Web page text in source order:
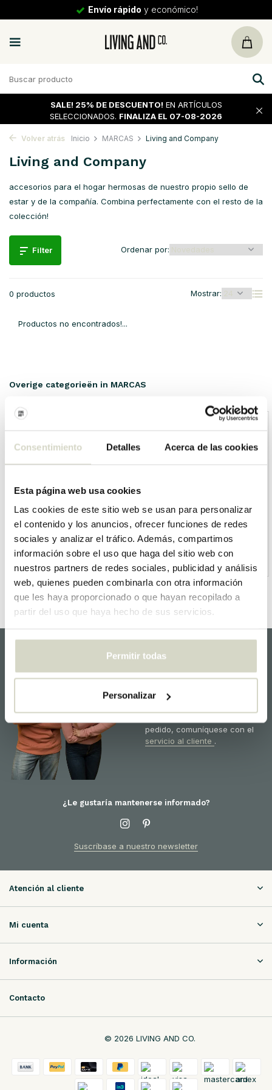
Consentimiento Detalles Acerca de las cookies
Esta página web usa cookies
Las cookies de este sitio web se usan para personalizar
el contenido y los anuncios, ofrecer funciones de redes
sociales y analizar el tráfico. Además, compartimos
información sobre el uso que haga del sitio web con
nuestros partners de redes sociales, publicidad y análisis
web, quienes pueden combinarla con otra información
que les haya proporcionado o que hayan recopilado a
partir del uso que haya hecho de sus servicios.
Permitir todas
Personalizar
Envío rápido y económico!
SALE! 25% DE DESCUENTO! EN ARTÍCULOS
SELECCIONADOS. FINALIZA EL 07-08-2026
Volver atrás Inicio MARCAS Living and Company
Living and Company
accesorios para el hogar hermosas de nuestro propio sello de
estar y de la compañía. Combina perfectamente con el resto de la
colección!
Filter
0 productos Mostrar:
Ordenar por:
Productos no encontrados!...
Overige categorieën in MARCAS
estamos listos para usted!
pedido, comuníquese con el
servicio al cliente .
¿Le gustaría mantenerse informado?
Suscríbase a nuestro newsletter
Atención al cliente
Mi cuenta
Información
Contacto
© 2026 LIVING AND CO.